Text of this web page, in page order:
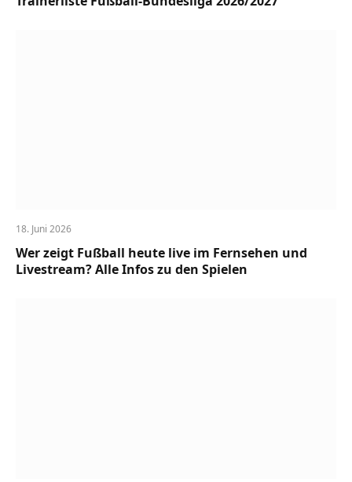
18. Juni 2026
Wer zeigt Fußball heute live im Fernsehen und
Livestream? Alle Infos zu den Spielen